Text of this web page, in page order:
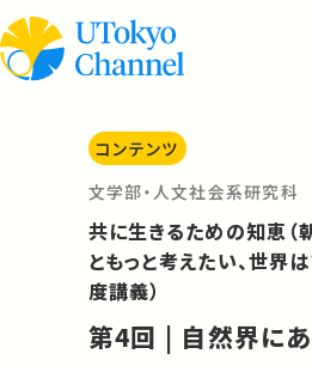
コンテンツ
文学部・人文社会系研究科
共に生きるための知恵
ともっと考えたい、世界
度講義）
第4回 | 自然界に